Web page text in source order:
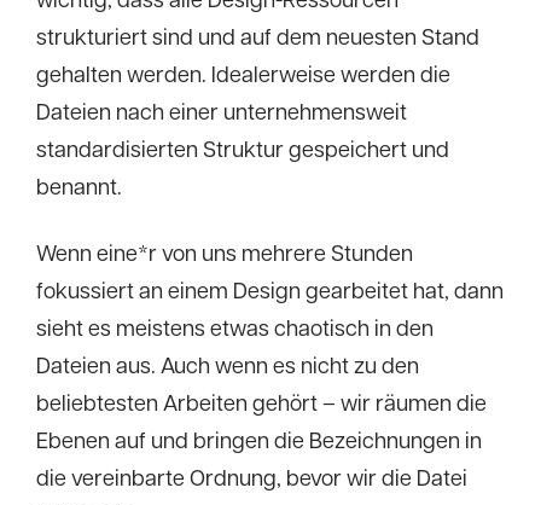
strukturiert sind und auf dem neuesten Stand
gehalten werden. Idealerweise werden die
Dateien nach einer unternehmensweit
standardisierten Struktur gespeichert und
benannt.
Wenn eine*r von uns mehrere Stunden
fokussiert an einem Design gearbeitet hat, dann
sieht es meistens etwas chaotisch in den
Dateien aus. Auch wenn es nicht zu den
beliebtesten Arbeiten gehört – wir räumen die
Ebenen auf und bringen die Bezeichnungen in
die vereinbarte Ordnung, bevor wir die Datei